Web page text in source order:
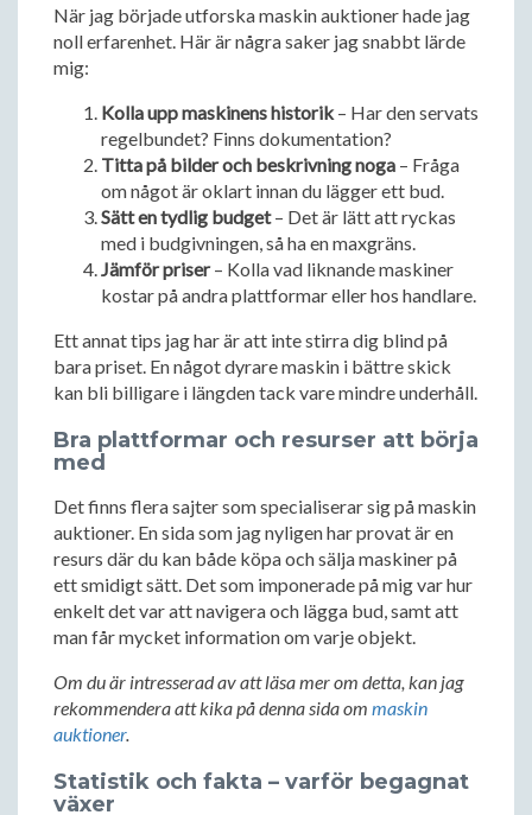
När jag började utforska maskin auktioner hade jag
noll erfarenhet. Här är några saker jag snabbt lärde
mig:
Kolla upp maskinens historik– Har den servats
regelbundet? Finns dokumentation?
Titta på bilder och beskrivning noga – Fråga
om något är oklart innan du lägger ett bud.
Sätt en tydlig budget– Det är lätt att ryckas
med i budgivningen, så ha en maxgräns.
Jämför priser– Kolla vad liknande maskiner
kostar på andra plattformar eller hos handlare.
Ett annat tips jag har är att inte stirra dig blind på
bara priset. En något dyrare maskin i bättre skick
kan bli billigare i längden tack vare mindre underhåll.
Bra plattformar och resurser att börja
med
Det finns flera sajter som specialiserar sig på maskin
auktioner. En sida som jag nyligen har provat är en
resurs där du kan både köpa och sälja maskiner på
ett smidigt sätt. Det som imponerade på mig var hur
enkelt det var att navigera och lägga bud, samt att
man får mycket information om varje objekt.
Om du är intresserad av att läsa mer om detta, kan jag
rekommendera att kika på denna sida om maskin
auktioner.
Statistik och fakta – varför begagnat
växer